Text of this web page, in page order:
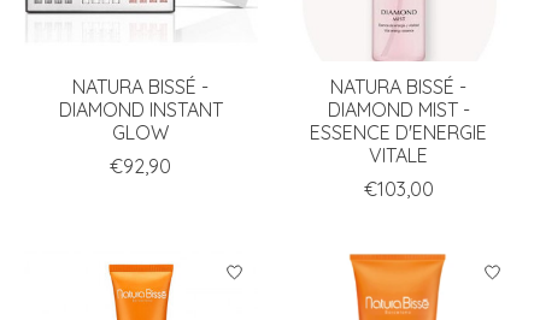
NATURA BISSÉ -
DIAMOND INSTANT
GLOW
€92,90
NATURA BISSÉ -
DIAMOND MIST -
ESSENCE D'ENERGIE
VITALE
€103,00